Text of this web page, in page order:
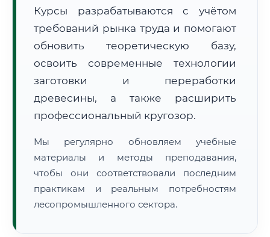
🗺️ Зона обслуживания: г. Люберцы
Расчет логистики оригиналов:
• Маршрут транзита:
• Экспресс-доставка СДЭК / Почтой:4–6 рабочих дней
📜 Документы и аккредитация
🔍Нажмите на документ для увеличения и просмотра
Курсы разрабатываются с учётом
требований рынка труда и помогают
обновить теоретическую базу,
освоить современные технологии
заготовки и переработки
древесины, а также расширить
профессиональный кругозор.
Мы регулярно обновляем учебные
материалы и методы преподавания,
чтобы они соответствовали последним
практикам и реальным потребностям
лесопромышленного сектора.